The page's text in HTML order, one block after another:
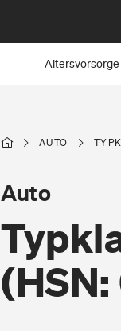
Altersvorsorge
AUTO
Auto